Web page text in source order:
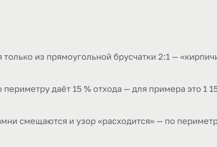
из прямоугольной брусчатки 2:1 —
даёт 15 % отхода — для примера это 1
смещаются и узор «расходится» — по